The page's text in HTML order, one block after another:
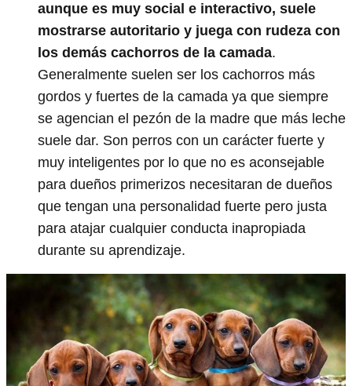
aunque es muy social e interactivo, suele
mostrarse autoritario y juega con rudeza con
los demás cachorros de la camada.
Generalmente suelen ser los cachorros más
gordos y fuertes de la camada ya que siempre
se agencian el pezón de la madre que más leche
suele dar. Son perros con un carácter fuerte y
muy inteligentes por lo que no es aconsejable
para dueños primerizos necesitaran de dueños
que tengan una personalidad fuerte pero justa
para atajar cualquier conducta inapropiada
durante su aprendizaje.